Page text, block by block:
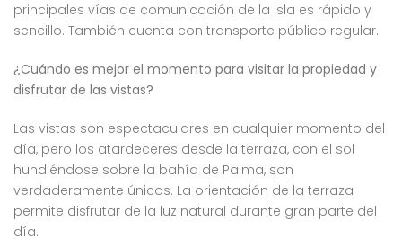
principales vías de comunicación de la isla es rápido y
sencillo. También cuenta con transporte público regular.
¿Cuándo es mejor el momento para visitar la propiedad y
disfrutar de las vistas?
Las vistas son espectaculares en cualquier momento del
día, pero los atardeceres desde la terraza, con el sol
hundiéndose sobre la bahía de Palma, son
verdaderamente únicos. La orientación de la terraza
permite disfrutar de la luz natural durante gran parte del
día.